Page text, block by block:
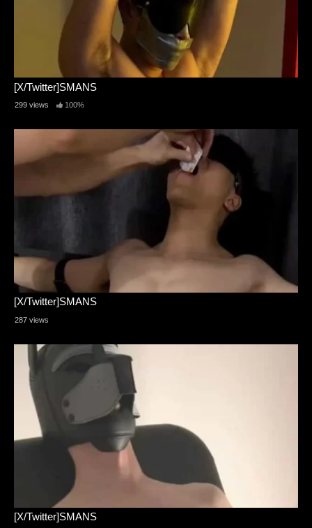
[X/Twitter]SMANS
299 views 100%
[X/Twitter]SMANS
287 views
[X/Twitter]SMANS